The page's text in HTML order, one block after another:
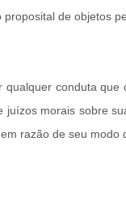
de objetos
qualquer conduta
juízos morais sobre
razão de seu modo